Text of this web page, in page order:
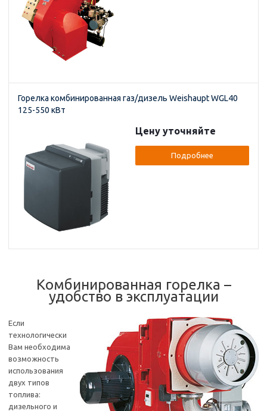
Горелка комбинированная газ/дизель Weishaupt WGL40
125-550 кВт
Цену уточняйте
Подробнее
Комбинированная горелка –
удобство в эксплуатации
Если
технологически
Вам необходима
возможность
использования
двух типов
топлива:
дизельного и